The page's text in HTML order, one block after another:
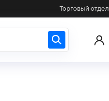
Торговый отдел